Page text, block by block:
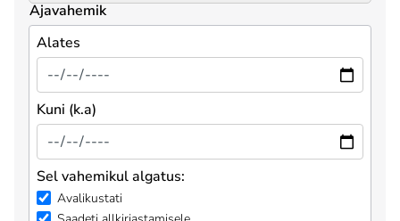
Ajavahemik
Alates
Kuni (k.a)
Sel vahemikul algatus:
Avalikustati